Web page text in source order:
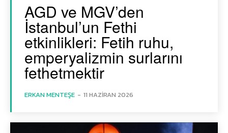
AGD ve MGV’den
İstanbul’un Fethi
etkinlikleri: Fetih ruhu,
emperyalizmin surlarını
fethetmektir
ERKAN MENTEŞE - 11 HAZIRAN 2026